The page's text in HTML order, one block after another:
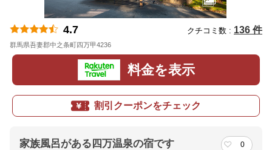
4.7 クチコミ数 : 136 件
群馬県吾妻郡中之条町四万甲4236
料金を表示
割引クーポンをチェック
家族風呂がある四万温泉の宿です 0